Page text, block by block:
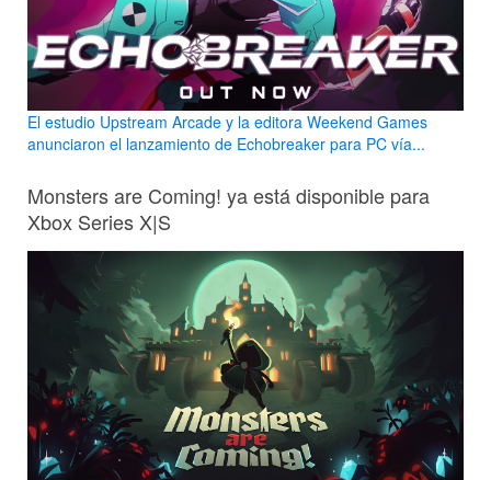
El estudio Upstream Arcade y la editora Weekend Games
anunciaron el lanzamiento de Echobreaker para PC vía...
Monsters are Coming! ya está disponible para
Xbox Series X|S